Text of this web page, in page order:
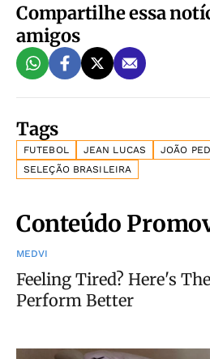
Compartilhe essa
amigos
Tags
FUTEBOL JEAN LUCAS JOÃO
SELEÇÃO BRASILEIRA